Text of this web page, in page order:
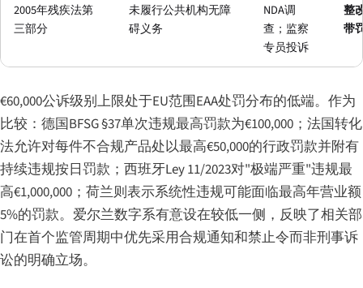
2005年残疾法第
三部分
未履行公共机构无障
碍义务
NDA调
查；监察
专员投诉
整
带
€60,000公诉级别上限处于EU范围EAA处罚分布的低端。作为
比较：德国BFSG §37单次违规最高罚款为€100,000；法国转化
法允许对每件不合规产品处以最高€50,000的行政罚款并附有
持续违规按日罚款；西班牙Ley 11/2023对"极端严重"违规最
高€1,000,000；荷兰则表示系统性违规可能面临最高年营业额
5%的罚款。爱尔兰数字系有意设在较低一侧，反映了相关部
门在首个监管周期中优先采用合规通知和禁止令而非刑事诉
讼的明确立场。